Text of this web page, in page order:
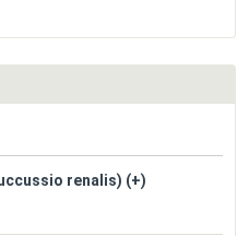
renalis) (+)